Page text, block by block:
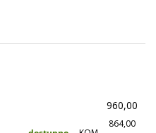
960,00
864,00